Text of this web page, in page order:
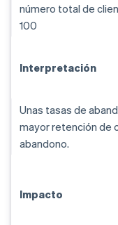
número total de
100
Interpretación
Unas tasas de
mayor retención de
abandono.
Impacto